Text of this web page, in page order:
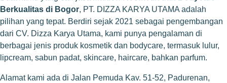
Berkualitas di Bogor, PT. DIZZA KARYA UTAMA adalah
pilihan yang tepat. Berdiri sejak 2021 sebagai pengembangan
dari CV. Dizza Karya Utama, kami punya pengalaman di
berbagai jenis produk kosmetik dan bodycare, termasuk lulur,
lipcream, sabun padat, skincare, haircare, bahkan parfum.
Alamat kami ada di Jalan Pemuda Kav. 51-52, Padurenan,